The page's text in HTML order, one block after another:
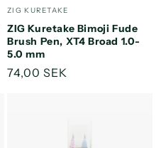
Forhandler:
ZIG KURETAKE
ZIG Kuretake Bimoji Fude
Brush Pen, XT4 Broad 1.0-
5.0 mm
Normalpris
74,00 SEK
Default
Title
Title